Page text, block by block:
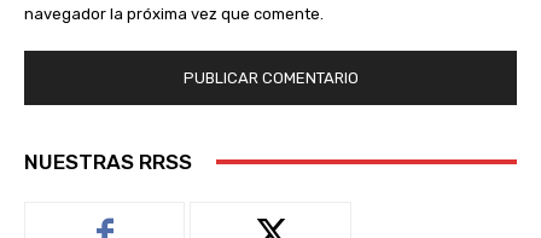
navegador la próxima vez que comente.
NUESTRAS RRSS